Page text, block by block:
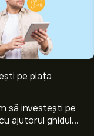
pe piața
să investești pe
ajutorul ghidului